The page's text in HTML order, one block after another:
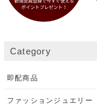
Category
即配商品
ファッションジュエリー